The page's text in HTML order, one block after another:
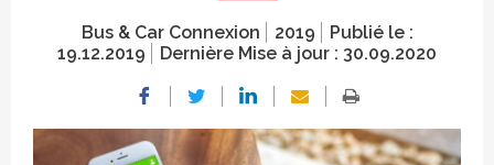
Bus & Car Connexion 2019
Publié le :
19.12.2019
Dernière Mise à jour : 30.09.2020